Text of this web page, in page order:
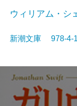
ウィリアム・シ
新潮文庫 978-